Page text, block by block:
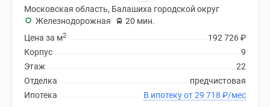
Московская область, Балашиха городской округ
Железнодорожная
20 мин.
192 726₽
Цена за м2
9
Корпус
22
Этаж
предчистовая
Отделка
В ипотеку от 29 718 ₽/мес
Ипотека